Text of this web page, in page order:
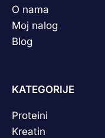
O nama
Moj nalog
Blog
KATEGORIJE
Proteini
Kreatin